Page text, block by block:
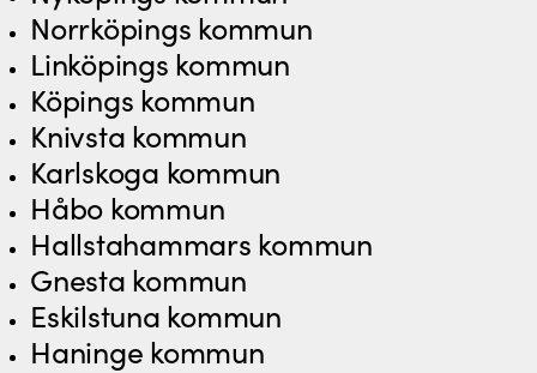
Norrköpings kommun
Linköpings kommun
Köpings kommun
Knivsta kommun
Karlskoga kommun
Håbo kommun
Hallstahammars kommun
Gnesta kommun
Eskilstuna kommun
Haninge kommun